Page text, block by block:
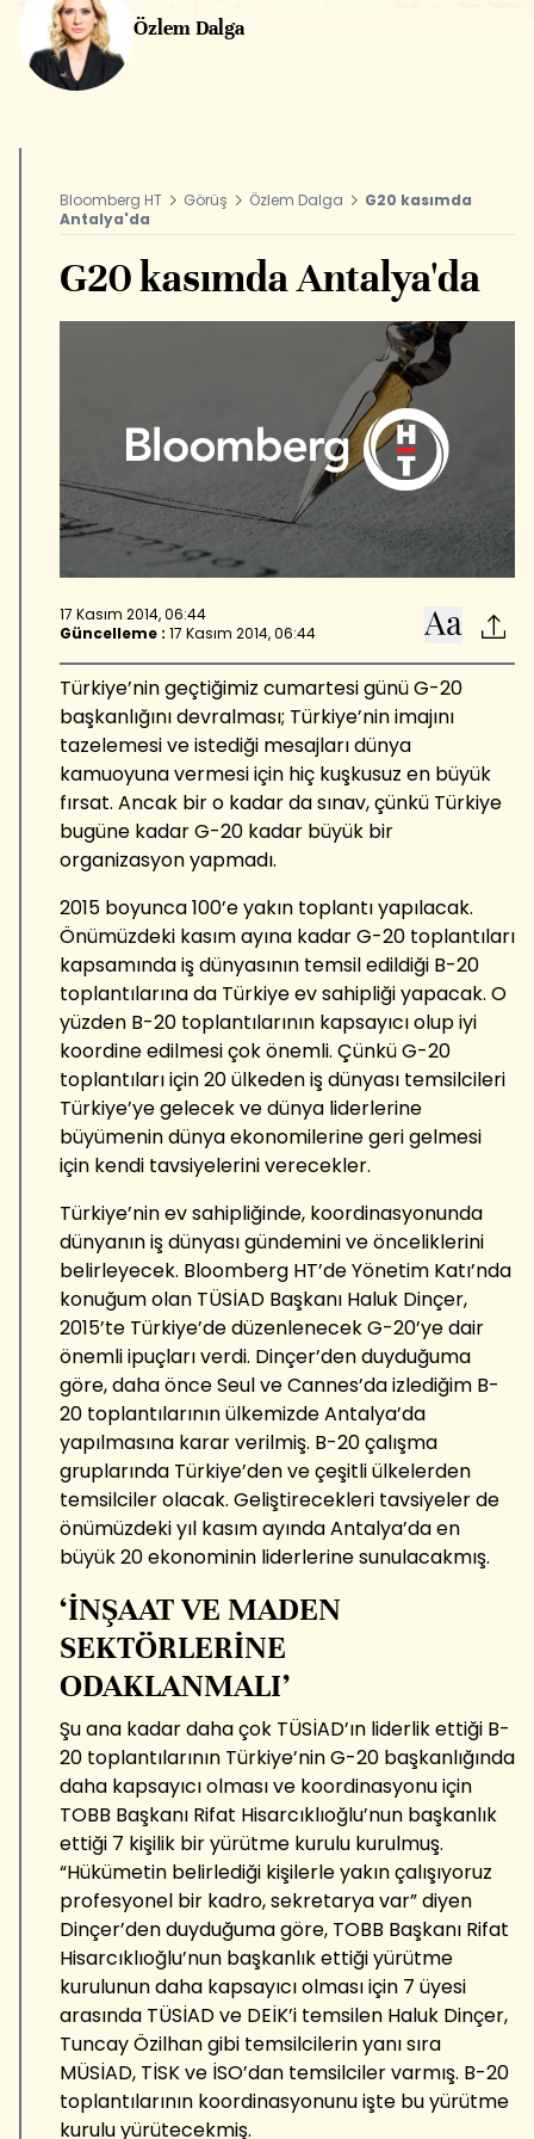
Özlem Dalga
Bloomberg HT Görüş Özlem Dalga
G20 kasımda
Antalya'da
G20 kasımda Antalya'da
17 Kasım 2014, 06:44
Güncelleme : 17 Kasım 2014, 06:44
Türkiye’nin geçtiğimiz cumartesi günü G-20
başkanlığını devralması; Türkiye’nin imajını
tazelemesi ve istediği mesajları dünya
kamuoyuna vermesi için hiç kuşkusuz en büyük
fırsat. Ancak bir o kadar da sınav, çünkü Türkiye
bugüne kadar G-20 kadar büyük bir
organizasyon yapmadı.
2015 boyunca 100’e yakın toplantı yapılacak.
Önümüzdeki kasım ayına kadar G-20 toplantıları
kapsamında iş dünyasının temsil edildiği B-20
toplantılarına da Türkiye ev sahipliği yapacak. O
yüzden B-20 toplantılarının kapsayıcı olup iyi
koordine edilmesi çok önemli. Çünkü G-20
toplantıları için 20 ülkeden iş dünyası temsilcileri
Türkiye’ye gelecek ve dünya liderlerine
büyümenin dünya ekonomilerine geri gelmesi
için kendi tavsiyelerini verecekler.
Türkiye’nin ev sahipliğinde, koordinasyonunda
dünyanın iş dünyası gündemini ve önceliklerini
belirleyecek. Bloomberg HT’de Yönetim Katı’nda
konuğum olan TÜSİAD Başkanı Haluk Dinçer,
2015’te Türkiye’de düzenlenecek G-20’ye dair
önemli ipuçları verdi. Dinçer’den duyduğuma
göre, daha önce Seul ve Cannes’da izlediğim B-
20 toplantılarının ülkemizde Antalya’da
yapılmasına karar verilmiş. B-20 çalışma
gruplarında Türkiye’den ve çeşitli ülkelerden
temsilciler olacak. Geliştirecekleri tavsiyeler de
önümüzdeki yıl kasım ayında Antalya’da en
büyük 20 ekonominin liderlerine sunulacakmış.
‘İNŞAAT VE MADEN
SEKTÖRLERİNE
ODAKLANMALI’
Şu ana kadar daha çok TÜSİAD’ın liderlik ettiği B-
20 toplantılarının Türkiye’nin G-20 başkanlığında
daha kapsayıcı olması ve koordinasyonu için
TOBB Başkanı Rifat Hisarcıklıoğlu’nun başkanlık
ettiği 7 kişilik bir yürütme kurulu kurulmuş.
“Hükümetin belirlediği kişilerle yakın çalışıyoruz
profesyonel bir kadro, sekretarya var” diyen
Dinçer’den duyduğuma göre, TOBB Başkanı Rifat
Hisarcıklıoğlu’nun başkanlık ettiği yürütme
kurulunun daha kapsayıcı olması için 7 üyesi
arasında TÜSİAD ve DEİK’i temsilen Haluk Dinçer,
Tuncay Özilhan gibi temsilcilerin yanı sıra
MÜSİAD, TİSK ve İSO’dan temsilciler varmış. B-20
toplantılarının koordinasyonunu işte bu yürütme
kurulu yürütecekmiş.